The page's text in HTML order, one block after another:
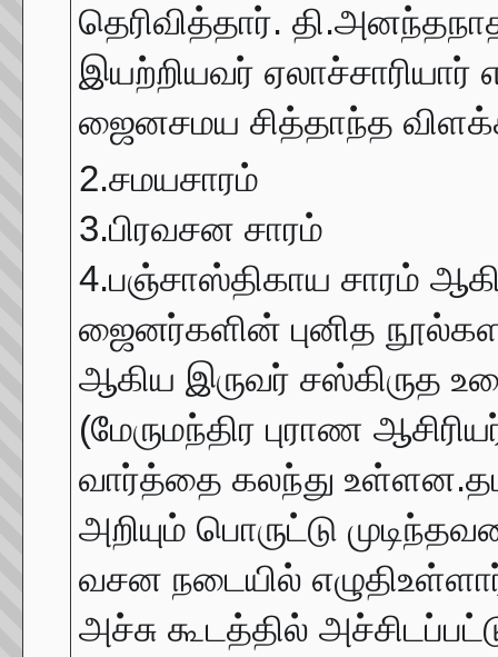
தெரிவித்தார்.
இயற்றியவர் ஏலாச்சாரியார்
ஜைனசமய சித்தாந்த
2.சமயசாரம்
3.பிரவசன சாரம்
4.பஞ்சாஸ்திகாய சாரம்
ஜைனர்களின் புனித
ஆகிய இருவர் சஸ்கிருத
(மேருமந்திர புராண
வார்த்தை கலந்து
அறியும் பொருட்டு
வசன நடையில்
அச்சு கூடத்தில்